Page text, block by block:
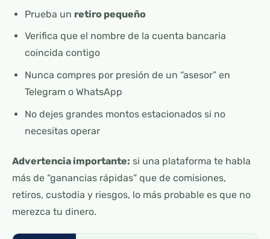
Prueba un retiro pequeño
Verifica que el nombre de la cuenta bancaria
coincida contigo
Nunca compres por presión de un “asesor” en
Telegram o WhatsApp
No dejes grandes montos estacionados si no
necesitas operar
Advertencia importante: si una plataforma te habla
más de “ganancias rápidas” que de comisiones,
retiros, custodia y riesgos, lo más probable es que no
merezca tu dinero.